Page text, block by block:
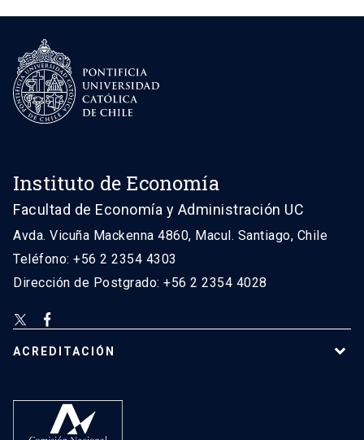
Instituto de Economía
Facultad de Economía y Administración UC
Avda. Vicuña Mackenna 4860, Macul. Santiago, Chile
Teléfono: +56 2 2354 4303
Dirección de Postgrado: +56 2 2354 4028
ACREDITACIÓN